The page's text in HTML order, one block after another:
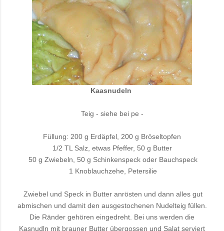
Kaasnudeln
Teig - siehe bei pe -
Füllung: 200 g Erdäpfel, 200 g Bröseltopfen
1/2 TL Salz, etwas Pfeffer, 50 g Butter
50 g Zwiebeln, 50 g Schinkenspeck oder Bauchspeck
1 Knoblauchzehe, Petersilie
Zwiebel und Speck in Butter anrösten und dann alles gut
abmischen und damit den ausgestochenen Nudelteig füllen.
Die Ränder gehören eingedreht. Bei uns werden die
Kasnudln mit brauner Butter übergossen und Salat serviert